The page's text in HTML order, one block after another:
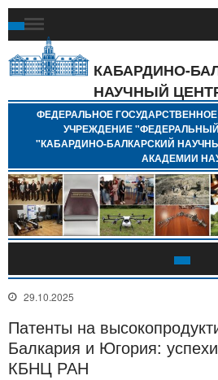
КАБАРДИНО-
НАУЧНЫЙ
ФЕДЕРАЛЬНОЕ
УЧРЕЖДЕНИЕ
"КАБАРДИНО-БАЛКАРСКИЙ
АКАДЕМИИ
29.10.2025
Патенты на
Балкария и Югория:
КБНЦ РАН